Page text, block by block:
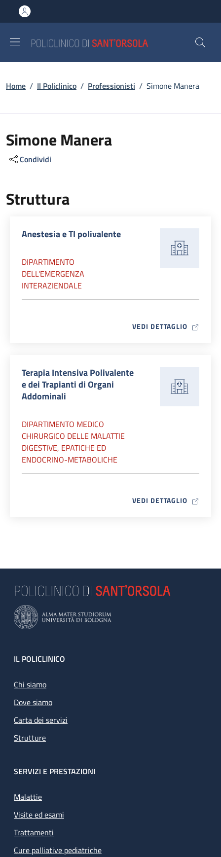
al contenuto principale
to footer content
Briciole di pane
Home / Il Policlinico / Professionisti / Simone Manera
Simone Manera
Condividi
Struttura
Anestesia e TI polivalente
DIPARTIMENTO
DELL'EMERGENZA
INTERAZIENDALE
VEDI DETTAGLIO MAP ICON
Terapia Intensiva Polivalente
e dei Trapianti di Organi
Addominali
DIPARTIMENTO MEDICO
CHIRURGICO DELLE MALATTIE
DIGESTIVE, EPATICHE ED
ENDOCRINO-METABOLICHE
VEDI DETTAGLIO MAP ICON
Footer
IL POLICLINICO
Chi siamo
Dove siamo
Carta dei servizi
Strutture
SERVIZI E PRESTAZIONI
Malattie
Visite ed esami
Trattamenti
Cure palliative pediatriche